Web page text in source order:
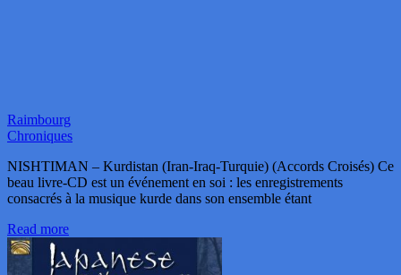
Raimbourg
Chroniques
NISHTIMAN – Kurdistan (Iran-Iraq-Turquie) (Accords Croisés) Ce
beau livre-CD est un événement en soi : les enregistrements
consacrés à la musique kurde dans son ensemble étant
Read more